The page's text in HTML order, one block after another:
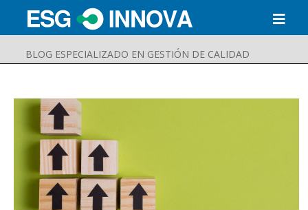
BLOG ESPECIALIZADO EN GESTIÓN DE CALIDAD